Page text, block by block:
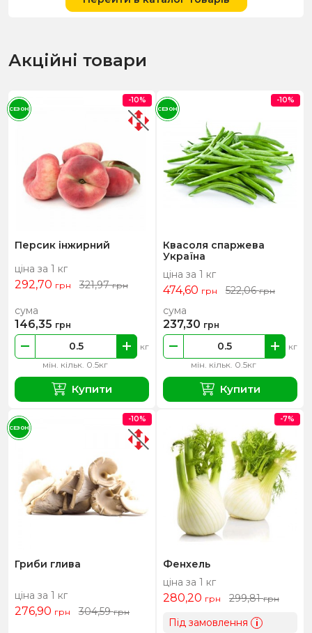
Акційні товари
Персик інжирний
ціна за 1 кг
292,70 грн 321,97грн
мін. кільк. 0.5кг
кг
сума
146,35 грн
Купити
-10%
СЕЗОН
Квасоля спаржева
Україна
ціна за 1 кг
474,60 грн 522,06грн
мін. кільк. 0.5кг
кг
сума
237,30 грн
Купити
-10%
СЕЗОН
Гриби глива
ціна за 1 кг
276,90 грн 304,59грн
-10%
СЕЗОН
Фенхель
ціна за 1 кг
280,20 грн 299,81грн
Під замовлення i
-7%